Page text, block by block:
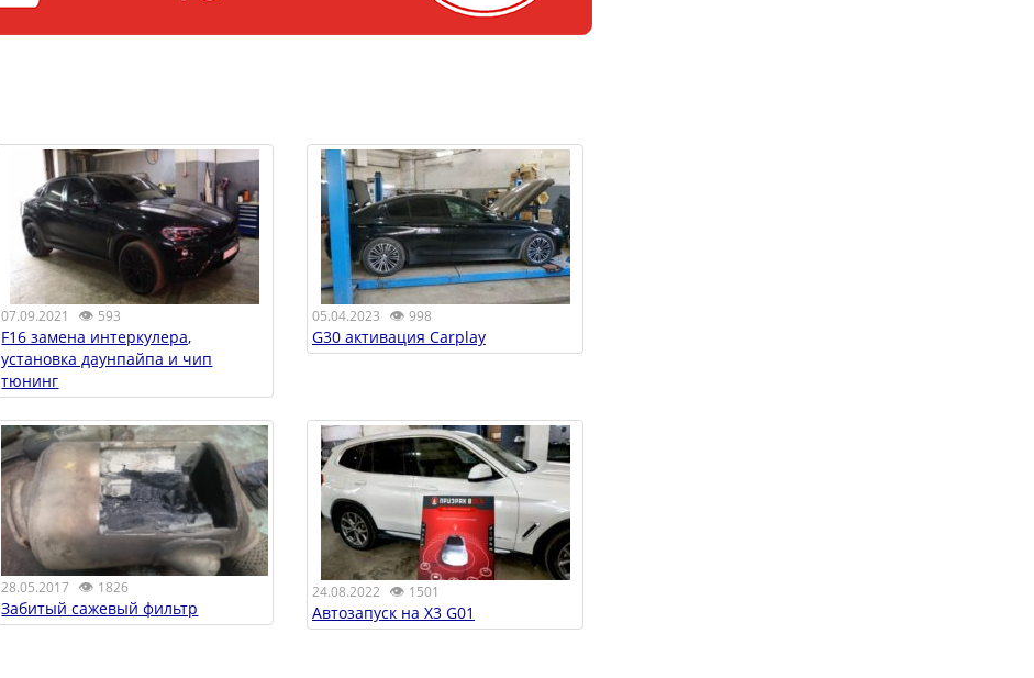
07.09.2021 👁 593
F16 замена интеркулера,
установка даунпайпа и чип
тюнинг
05.04.2023 👁 998
G30 активация Carplay
28.05.2017 👁 1826
Забитый сажевый фильтр
24.08.2022 👁 1501
Автозапуск на X3 G01